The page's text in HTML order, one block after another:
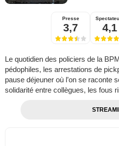
Presse
3,7 4,1
Le quotidien des policiers de la
pédophiles, les arrestations de
pause déjeuner où l’on se raconte
solidarité entre collègues, les fous